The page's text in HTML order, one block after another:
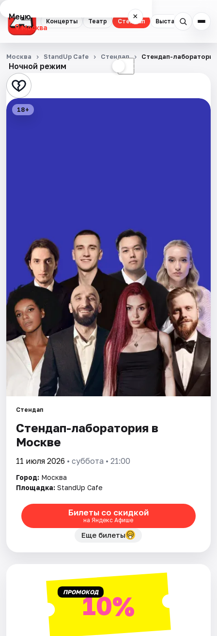
Концерты Театр Стендап Выставки
Меню ×
Москва
Концерты
Театр
Стендап
Города
Площадки
Артисты
Рейтинги
Ночной режим ☾
Москва StandUp Cafe Стендап Стендап-лаборатория
18+
Стендап
Стендап-лаборатория в
Москве
11 июля 2026 • суббота • 21:00
Город: Москва
Площадка: StandUp Cafe
Билеты со скидкой
на Яндекс Афише
Еще билеты
ПРОМОКОД10%